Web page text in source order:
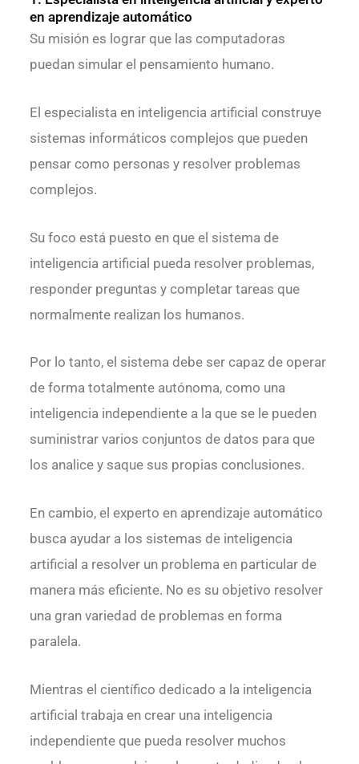
en aprendizaje automático
Su misión es lograr que las computadoras
puedan simular el pensamiento humano.
El especialista en inteligencia artificial construye
sistemas informáticos complejos que pueden
pensar como personas y resolver problemas
complejos.
Su foco está puesto en que el sistema de
inteligencia artificial pueda resolver problemas,
responder preguntas y completar tareas que
normalmente realizan los humanos.
Por lo tanto, el sistema debe ser capaz de operar
de forma totalmente autónoma, como una
inteligencia independiente a la que se le pueden
suministrar varios conjuntos de datos para que
los analice y saque sus propias conclusiones.
En cambio, el experto en aprendizaje automático
busca ayudar a los sistemas de inteligencia
artificial a resolver un problema en particular de
manera más eficiente. No es su objetivo resolver
una gran variedad de problemas en forma
paralela.
Mientras el científico dedicado a la inteligencia
artificial trabaja en crear una inteligencia
independiente que pueda resolver muchos